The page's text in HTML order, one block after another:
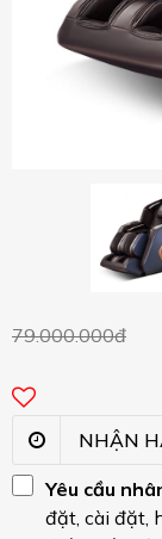
79.000.000đ
NHẬN
Yêu cầu
đặt, cài đặt,